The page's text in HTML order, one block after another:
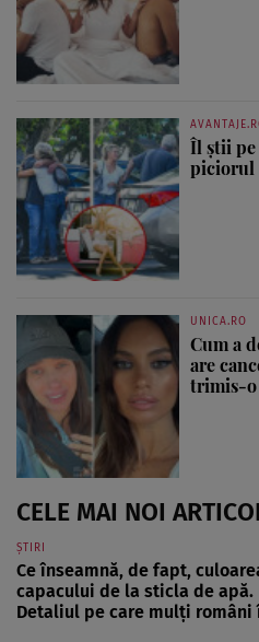
Îl știi pe
piciorul
UNICA.RO
Cum a
are
trimis-o
CELE MAI NOI
ȘTIRI
Ce înseamnă, de fapt,
capacului de la sticla de apă.
Detaliul pe care mulți români